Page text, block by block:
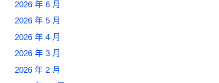
2026 年 6 月
2026 年 5 月
2026 年 4 月
2026 年 3 月
2026 年 2 月